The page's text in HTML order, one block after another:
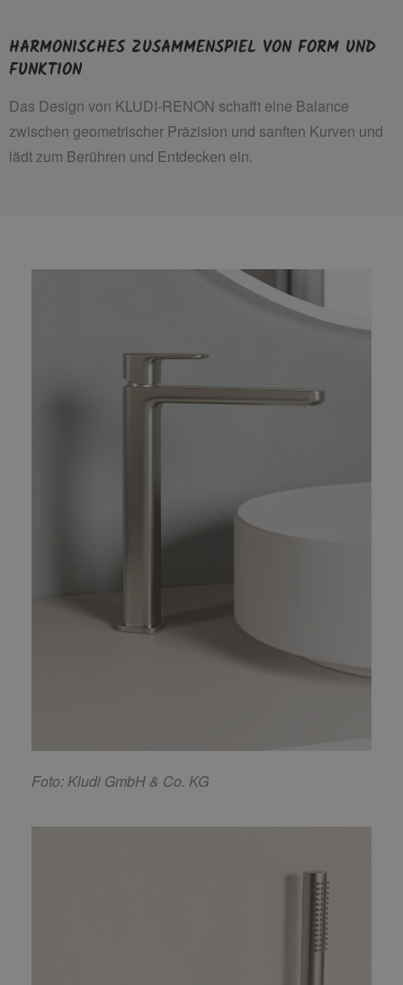
HARMONISCHES ZUSAMMENSPIEL VON FORM UND
FUNKTION
Das Design von KLUDI-RENON schafft eine Balance
zwischen geometrischer Präzision und sanften Kurven und
lädt zum Berühren und Entdecken ein.
Foto: Kludi GmbH & Co. KG